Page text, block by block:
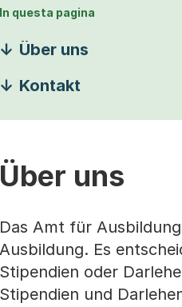
In questa pagina
Über uns
Kontakt
Über uns
Das Amt für
Ausbildung. Es
Stipendien oder
Stipendien und